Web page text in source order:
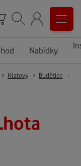
Nabídky
Klatovy Budětice